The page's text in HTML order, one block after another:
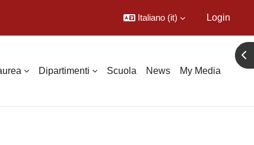
Italiano ‎(it)‎ Login
Dipartimenti Scuola News My Media